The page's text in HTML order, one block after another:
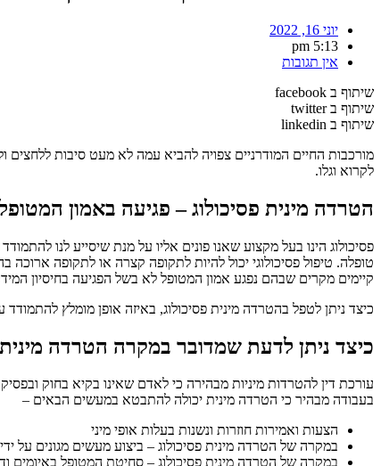
יוני 16, 2022
5:13 pm
אין תגובות
שיתוף ב facebook
שיתוף ב twitter
שיתוף ב linkedin
מורכבות החיים המודרניים צפויה להביא עמה לא מעט סיבות
לקרוא וגלו.
הטרדה מינית פסיכולוג – פגיעה באמון
פסיכולוג הינו בעל מקצוע שאנו פונים אליו על מנת שיסייע לנו
טופלה. טיפול פסיכולוגי יכול להיות לתקופה קצרה או לתקופה
קיימים מקרים שבהם נפגע אמון המטופל לא בשל הפגיעה בחיסיון
כיצד ניתן לטפל בהטרדה מינית פסיכולוג, באיזה אופן מומלץ
כיצד ניתן לדעת שמדובר במקרה הטרדה מינית
בעבודה מבהיר כי הטרדה מינית יכולה להתבטא במעשים הבאים –
הצעות ואמירות חוזרות ונשנות בעלות אופי מיני
במקרה של הטרדה מינית פסיכולוג – ביצוע מעשים מגונים על
במקרה של הטרדה מינית פסיכולוג – סחיטת המטופל באיומים